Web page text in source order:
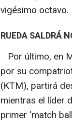
vigésimo octavo.
RUEDA SALDRÁ
Por último, en
por su
(KTM), partirá
mientras el líder
primer 'match